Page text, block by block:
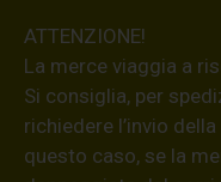
ATTENZIONE!
La merce viaggia a
Si consiglia, per
richiedere l’invio
questo caso, se la